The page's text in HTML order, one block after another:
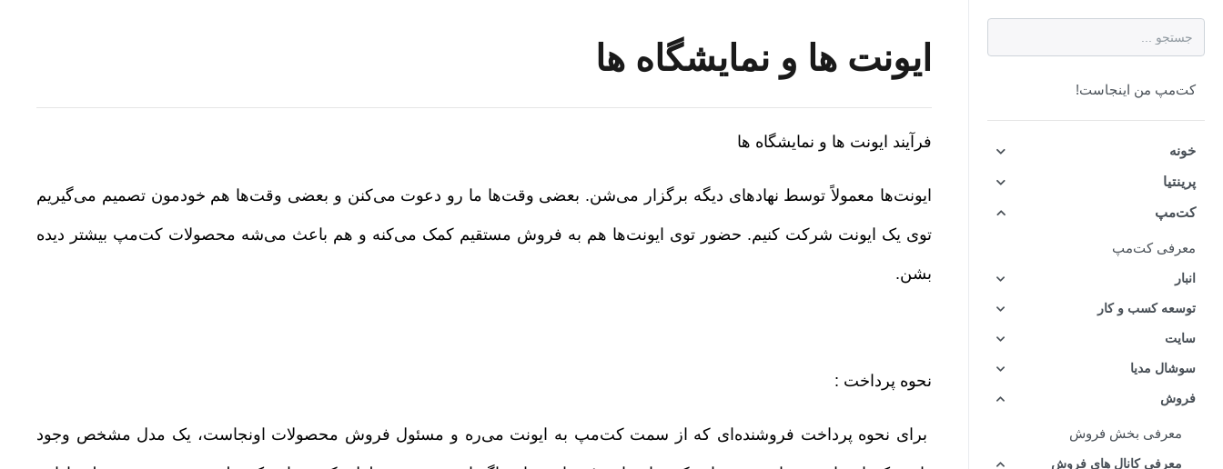
کت‌مپ من اینجاست!
خونه
پرینتیا
کت‌مپ
معرفی کت‌مپ
انبار
توسعه کسب و کار
سایت
سوشال مدیا
فروش
معرفی بخش فروش
معرفی کانال های فروش
ایونت ها و نمایشگاه ها
فرآیند ایونت ها و نمایشگاه ها
ایونت‌ها معمولاً توسط نهادهای دیگه برگزار می‌شن. بعضی وقت‌ها ما رو دعوت می‌کنن و بعضی وقت‌ها هم خودمون تصمیم می‌گیریم
توی یک ایونت شرکت کنیم. حضور توی ایونت‌ها هم به فروش مستقیم کمک می‌کنه و هم باعث می‌شه محصولات کت‌مپ بیشتر دیده
بشن.
نحوه پرداخت :
برای نحوه پرداخت فروشنده‌ای که از سمت کت‌مپ به ایونت می‌ره و مسئول فروش محصولات اونجاست، یک مدل مشخص وجود